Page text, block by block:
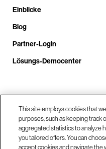
Einblicke
Blog
Partner-Login
Lösungs-Democenter
Unsere
This site employs cookies that
purposes, such as keeping track
aggregated statistics to analyze
you tailored offers. You can
accept cookies and navigate the